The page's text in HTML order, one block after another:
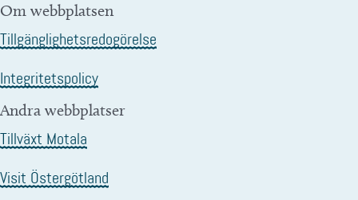
Om webbplatsen
Tillgänglighetsredogörelse
Integritetspolicy
Andra webbplatser
Tillväxt Motala
Visit Östergötland